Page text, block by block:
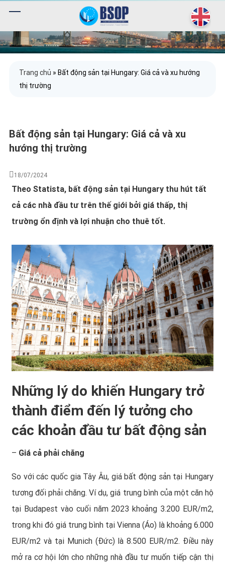
Trang chủ » Bất động sản tại Hungary: Giá cả và xu hướng
thị trường
Bất động sản tại Hungary: Giá cả và xu
hướng thị trường
18/07/2024
Theo Statista, bất động sản tại Hungary thu hút tất
cả các nhà đầu tư trên thế giới bởi giá thấp, thị
trường ổn định và lợi nhuận cho thuê tốt.
Những lý do khiến Hungary trở
thành điểm đến lý tưởng cho
các khoản đầu tư bất động sản
– Giá cả phải chăng
So với các quốc gia Tây Âu, giá bất động sản tại Hungary
tương đối phải chăng. Ví dụ, giá trung bình của một căn hộ
tại Budapest vào cuối năm 2023 khoảng 3.200 EUR/m2,
trong khi đó giá trung bình tại Vienna (Áo) là khoảng 6.000
EUR/m2 và tại Munich (Đức) là 8.500 EUR/m2. Điều này
mở ra cơ hội lớn cho những nhà đầu tư muốn tiếp cận thị